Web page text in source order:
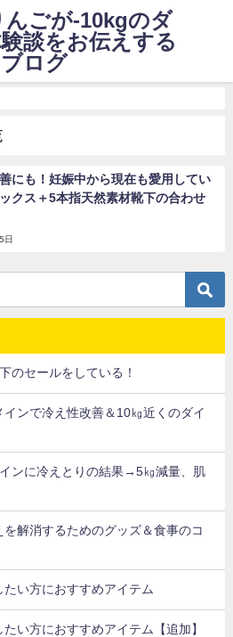
んごが-10kgのダ
談をお伝えする
ブログ
にも！妊娠中から現在も愛用してい
クス＋5本指天然素材靴下の合わせ
日
のセールをしている！
ンで冷え性改善＆10㎏近くのダイ
ンに冷えとりの結果→5㎏減量、肌
解消するためのグッズ＆食事のコ
い方におすすめアイテム
い方におすすめアイテム【追加】